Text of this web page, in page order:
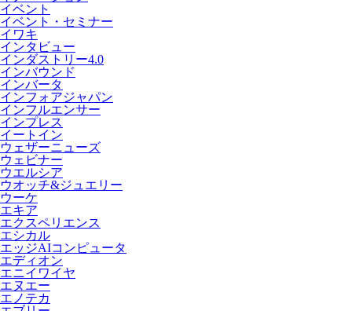
イベント
イベント・セミナー
イワキ
インタビュー
インダストリー4.0
インバウンド
インバータ
インフォアジャパン
インフルエンサー
インプレス
イートイン
ウェザーニューズ
ウェビナー
ウエルシア
ウオッチ&ジュエリー
ウーケ
エキア
エクスペリエンス
エシカル
エッジAIコンピュータ
エディオン
エニイワイヤ
エヌエー
エノテカ